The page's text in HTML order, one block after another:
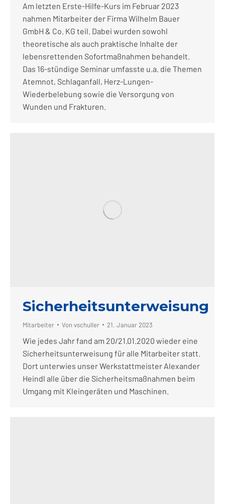
Am letzten Erste-Hilfe-Kurs im Februar 2023
nahmen Mitarbeiter der Firma Wilhelm Bauer
GmbH & Co. KG teil. Dabei wurden sowohl
theoretische als auch praktische Inhalte der
lebensrettenden Sofortmaßnahmen behandelt.
Das 16-stündige Seminar umfasste u.a. die Themen
Atemnot, Schlaganfall, Herz-Lungen-
Wiederbelebung sowie die Versorgung von
Wunden und Frakturen.
Sicherheitsunterweisung
Mitarbeiter Von vschuller 21. Januar 2023
Wie jedes Jahr fand am 20/21.01.2020 wieder eine
Sicherheitsunterweisung für alle Mitarbeiter statt.
Dort unterwies unser Werkstattmeister Alexander
Heindl alle über die Sicherheitsmaßnahmen beim
Umgang mit Kleingeräten und Maschinen.